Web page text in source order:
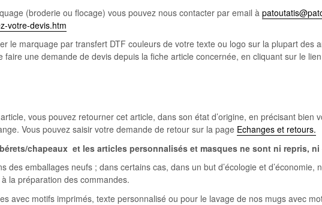
(broderie ou flocage) vous pouvez nous contacter par email à
votre-devis.htm
le marquage par transfert DTF couleurs de votre texte ou logo sur la plupart des
une demande de devis depuis la fiche article concernée, en cliquant sur le
vous pouvez retourner cet article, dans son état d’origine, en précisant
Vous pouvez saisir votre demande de retour sur la page Echanges et retours.
chapeaux et les articles personnalisés et masques ne sont ni repris, ni
des emballages neufs ; dans certains cas, dans un but d’écologie et d’économie,
la préparation des commandes.
avec motifs imprimés, texte personnalisé ou pour le lavage de nos mugs avec